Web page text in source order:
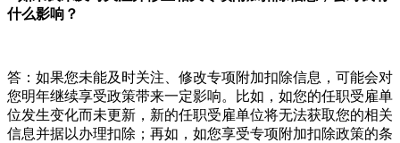
什么影响？
答：如果您未能及时关注、修改专项附加扣除信息，可能会对
您明年继续享受政策带来一定影响。比如，如您的任职受雇单
位发生变化而未更新，新的任职受雇单位将无法获取您的相关
信息并据以办理扣除；再如，如您享受专项附加扣除政策的条